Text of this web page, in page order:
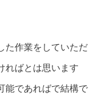
た作業をしていただ
ればとは思います
能であればで結構で